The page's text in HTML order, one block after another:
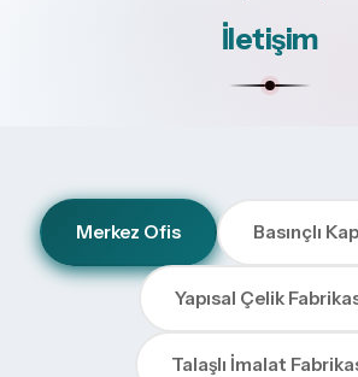
İletişim
Merkez Ofis Basınçlı
Yapısal Çelik
Talaşlı İmalat